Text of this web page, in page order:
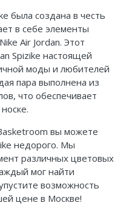
была создана в честь
в себе элементы
Air Jordan. Этот
Spizike настоящей
моды и любителей
пара выполнена из
что обеспечивает
вы можете
недорого. Мы
различных цветовых
мог найти
возможность
цене в Москве!